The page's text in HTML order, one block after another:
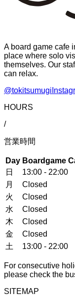
A board game cafe
place where solo
themselves. Our
can relax.
@tokitsumugi
HOURS
/
営業時間
Day Boardgame
日
13:00 - 22:00
月
Closed
火
Closed
水
Closed
木
Closed
金
Closed
土
13:00 - 22:00
For consecutive
please check the
SITEMAP